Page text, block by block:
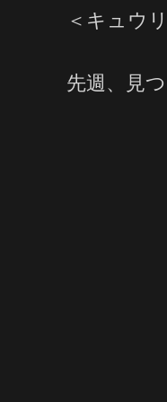
＜キュウ
先週、見